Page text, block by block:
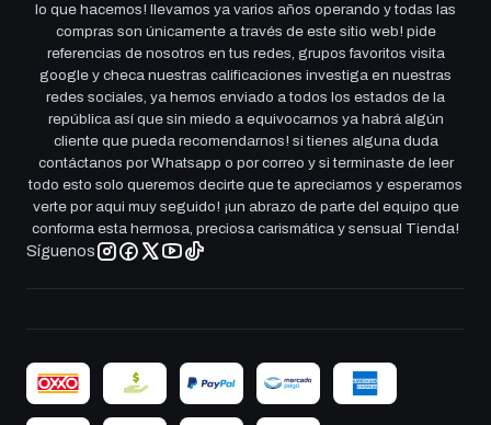
lo que hacemos! llevamos ya varios años operando y todas las
compras son únicamente a través de este sitio web! pide
referencias de nosotros en tus redes, grupos favoritos visita
google y checa nuestras calificaciones investiga en nuestras
redes sociales, ya hemos enviado a todos los estados de la
república así que sin miedo a equivocarnos ya habrá algún
cliente que pueda recomendarnos! si tienes alguna duda
contáctanos por Whatsapp o por correo y si terminaste de leer
todo esto solo queremos decirte que te apreciamos y esperamos
verte por aqui muy seguido! ¡un abrazo de parte del equipo que
conforma esta hermosa, preciosa carismática y sensual Tienda!
Síguenos